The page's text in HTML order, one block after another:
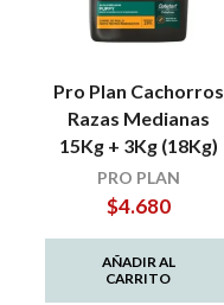
Pro Plan Cachorros
Razas Medianas
15Kg + 3Kg (18Kg)
PRO PLAN
$4.680
AÑADIR AL
CARRITO